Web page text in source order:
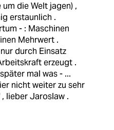
die Welt jagen) ,
erstaunlich .
- : Maschinen
Mehrwert .
durch Einsatz
erzeugt .
mal was - ...
nicht weiter zu sehr
lieber Jaroslaw .